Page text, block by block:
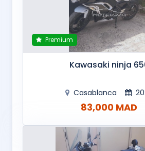
Premium
Kawasaki ninja
Casablanca
83,000 MAD